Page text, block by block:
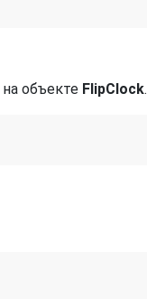
на объекте FlipClock.